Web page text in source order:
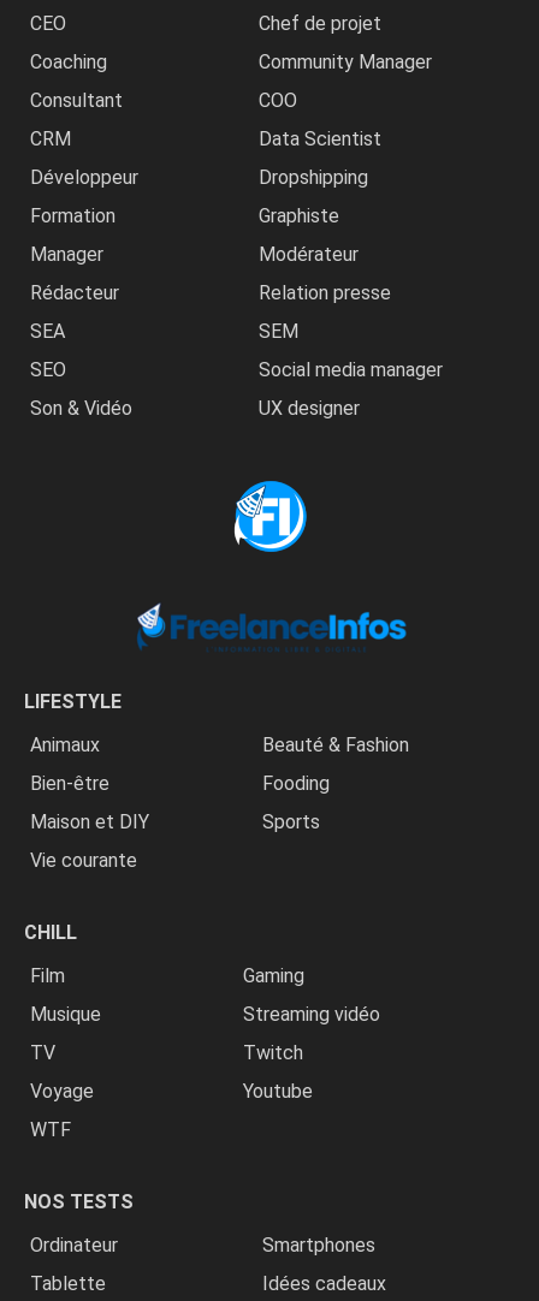
CEO
Chef de projet
Coaching
Community Manager
Consultant
COO
CRM
Data Scientist
Développeur
Dropshipping
Formation
Graphiste
Manager
Modérateur
Rédacteur
Relation presse
SEA
SEM
SEO
Social media manager
Son & Vidéo
UX designer
LIFESTYLE
Animaux
Beauté & Fashion
Bien-être
Fooding
Maison et DIY
Sports
Vie courante
CHILL
Film
Gaming
Musique
Streaming vidéo
TV
Twitch
Voyage
Youtube
WTF
NOS TESTS
Ordinateur
Smartphones
Tablette
Idées cadeaux